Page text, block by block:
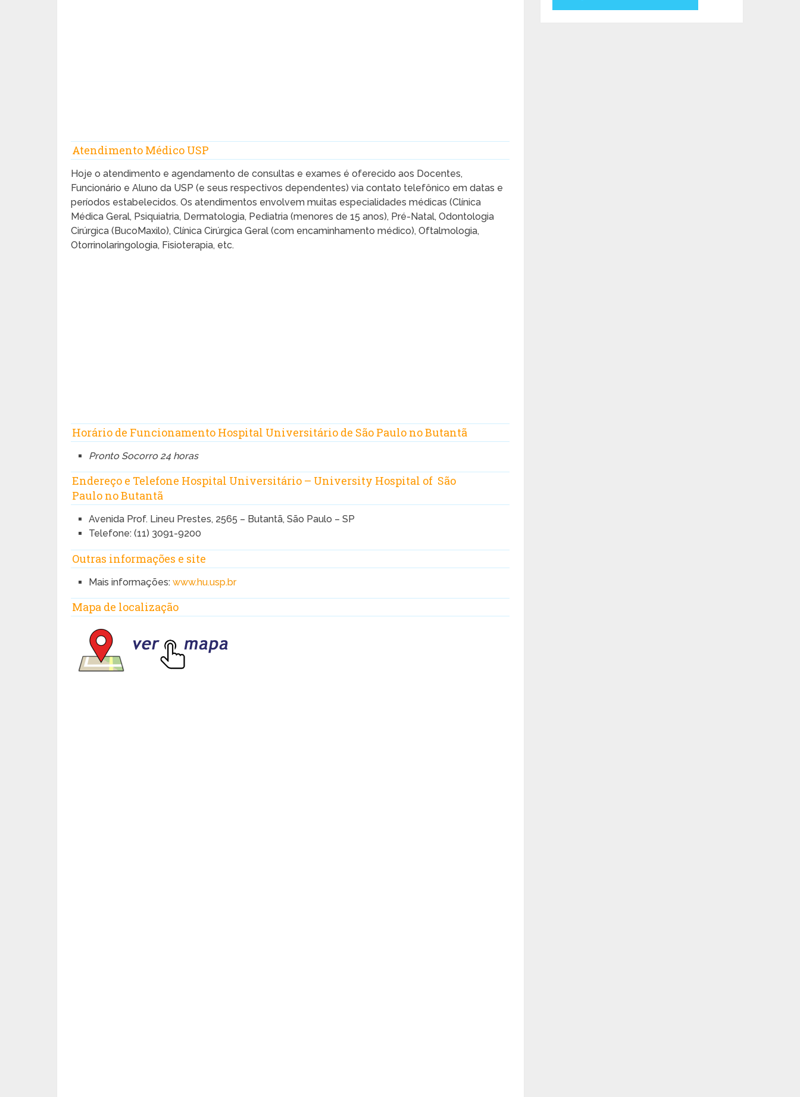
Atendimento Médico USP
Hoje o atendimento e agendamento de consultas e exames é oferecido aos Docentes,
Funcionário e Aluno da USP (e seus respectivos dependentes) via contato telefônico em datas e
períodos estabelecidos. Os atendimentos envolvem muitas especialidades médicas (Clínica
Médica Geral, Psiquiatria, Dermatologia, Pediatria (menores de 15 anos), Pré-Natal, Odontologia
Cirúrgica (BucoMaxilo), Clínica Cirúrgica Geral (com encaminhamento médico), Oftalmologia,
Otorrinolaringologia, Fisioterapia, etc.
Horário de Funcionamento Hospital Universitário de São Paulo no Butantã
Pronto Socorro 24 horas
Endereço e Telefone Hospital Universitário – University Hospital of São
Paulo no Butantã
Avenida Prof. Lineu Prestes, 2565 – Butantã, São Paulo – SP
Telefone: (11) 3091-9200
Outras informações e site
Mais informações:www.hu.usp.br
Mapa de localização